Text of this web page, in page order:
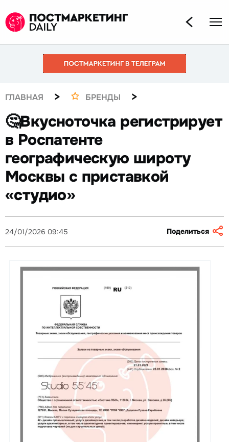
ГЛАВНАЯ > БРЕНДЫ >
🤔Вкусноточка регистрирует
в Роспатенте
географическую широту
Москвы с приставкой
«студио»
24/01/2026 09:45 Поделиться